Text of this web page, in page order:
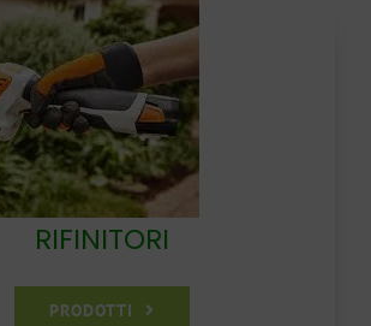
RIFINITORI
PRODOTTI